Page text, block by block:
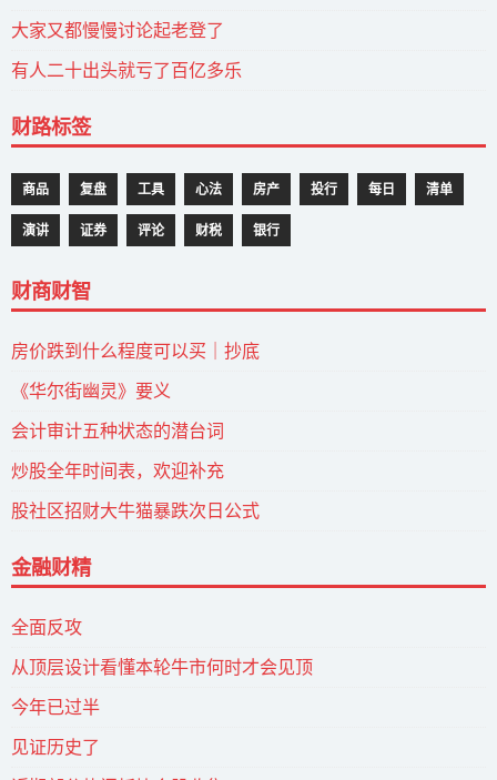
大家又都慢慢讨论起老登了
有人二十出头就亏了百亿多乐
财路标签
商品 复盘 工具 心法 房产 投行 每日 清单
演讲 证券 评论 财税 银行
财商财智
房价跌到什么程度可以买｜抄底
《华尔街幽灵》要义
会计审计五种状态的潜台词
炒股全年时间表，欢迎补充
股社区招财大牛猫暴跌次日公式
金融财精
全面反攻
从顶层设计看懂本轮牛市何时才会见顶
今年已过半
见证历史了